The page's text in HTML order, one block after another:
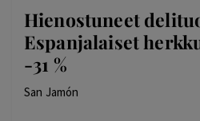
Hienostuneet
Espanjalaiset
-31 %
San Jamón